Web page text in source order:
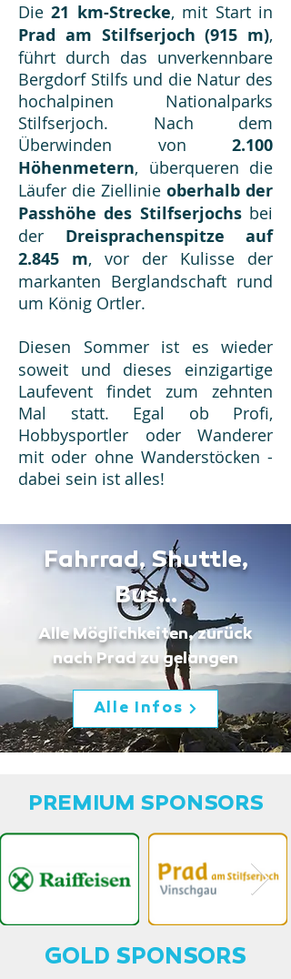
Die21 km-Strecke, mit Start in
Prad am Stilfserjoch (915 m),
führt durch das unverkennbare
Bergdorf Stilfs und die Natur des
hochalpinen Nationalparks
Stilfserjoch. Nach dem
Überwinden von 2.100
Höhenmetern, überqueren die
Läufer die Ziellinie oberhalb der
Passhöhe des Stilfserjochsbei
der Dreisprachenspitze auf
2.845 m, vor der Kulisse der
markanten Berglandschaft rund
um König Ortler.
Diesen Sommer
ist es wieder
soweit und dieses einzigartige
Laufevent findet zum zehnten
Mal statt. Egal ob Profi,
Hobbysportler oder Wanderer
mit oder ohne Wanderstöcken -
dabei sein ist alles!
Fahrrad, Shuttle,
Bus...
Alle Möglichkeiten, zurück
nach Prad zu gelangen
Alle Infos
PREMIUM SPONSORS
GOLD SPONSORS